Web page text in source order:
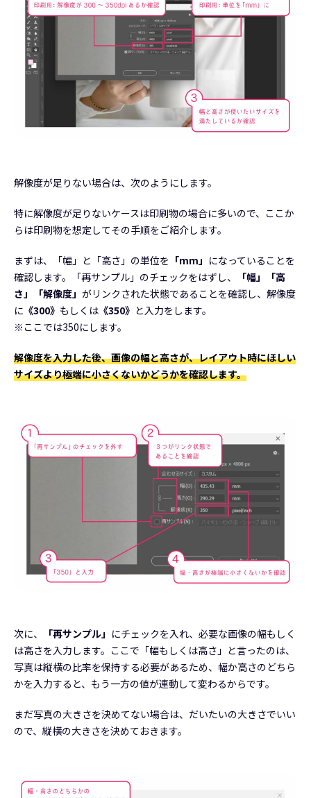
解像度が足りない場合は、次のようにします。
特に解像度が足りないケースは印刷物の場合に多いので、ここか
らは印刷物を想定してその手順をご紹介します。
まずは、「幅」と「高さ」の単位を 「mm」 になっていることを
確認します。「再サンプル」のチェックをはずし、
「幅」「高
さ」「解像度」 がリンクされた状態であることを確認し、解像度
に 《300》 もしくは 《350》 と入力をします。
※ここでは350にします。
解像度を入力した後、画像の幅と高さが、レイアウト時にほしい
サイズより極端に小さくないかどうかを確認します。
次に、 「再サンプル」 にチェックを入れ、必要な画像の幅もしく
は高さを入力します。ここで「幅もしくは高さ」と言ったのは、
写真は縦横の比率を保持する必要があるため、幅か高さのどちら
かを入力すると、もう一方の値が連動して変わるからです。
まだ写真の大きさを決めてない場合は、だいたいの大きさでいい
ので、縦横の大きさを決めておきます。